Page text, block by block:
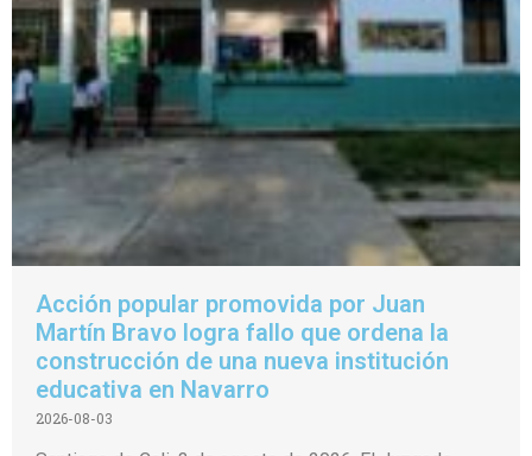
Acción popular promovida por Juan
Martín Bravo logra fallo que ordena la
construcción de una nueva institución
educativa en Navarro
2026-08-03